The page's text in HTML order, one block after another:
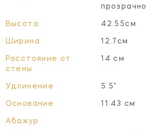
Высота 42.55см
Ширина 12.7см
Расстояние от
стены
14 см
Удлинение 5.5"
Основание 11.43 см
Абажур